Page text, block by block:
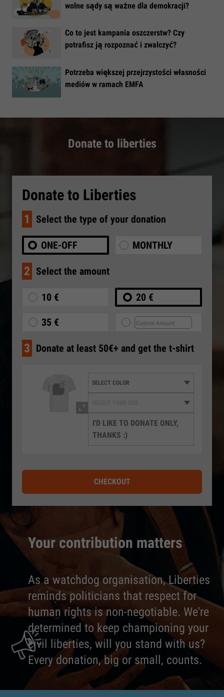
wolne sądy są ważne dla demokracji?
​Co to jest kampania oszczerstw? Czy
potrafisz ją rozpoznać i zwalczyć?
​Potrzeba większej przejrzystości własności
mediów w ramach EMFA
Donate to liberties
Your contribution matters
As a watchdog organisation, Liberties
reminds politicians that respect for
human rights is non-negotiable. We're
determined to keep championing your
civil liberties, will you stand with us?
Every donation, big or small, counts.
Donate to Liberties
1 Select the type of your donation
ONE-OFF MONTHLY
2 Select the amount
10 € 20 €
35 €
3 Donate at least 50€+ and get the t-shirt
I'D LIKE TO DONATE ONLY,
THANKS :)
CHECKOUT